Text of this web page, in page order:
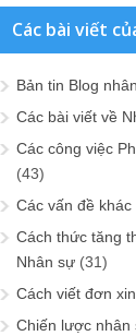
Các bài viết
Bản tin Blog
Các bài viết về
Các công việc
(43)
Các vấn đề khác
Cách thức tăng
Nhân sự (31)
Cách viết đơn
Chiến lược nhân